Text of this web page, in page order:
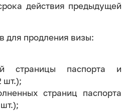
действия предыдущей
для продления визы:
паспорта и
шт.);
страниц паспорта